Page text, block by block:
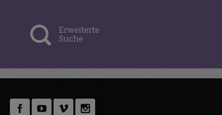
Erweiterte
Suche